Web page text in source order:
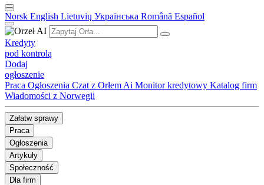
Norsk English Lietuvių Українська Română Español
Kredyty
pod kontrolą
Dodaj
ogłoszenie
Praca Ogłoszenia Czat z Orłem Ai Monitor kredytowy Katalog firm
Wiadomości z Norwegii
Załatw sprawy
Praca
Ogłoszenia
Artykuły
Społeczność
Dla firm